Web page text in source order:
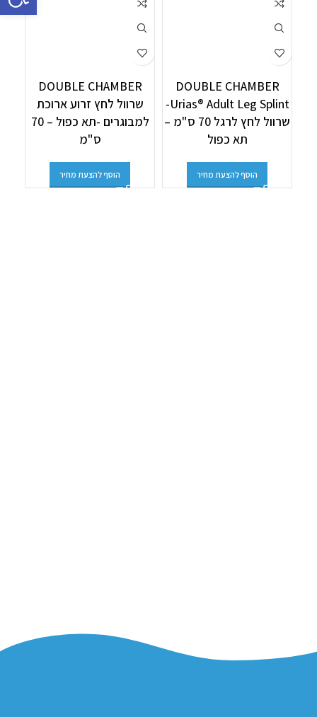
DOUBLE CHAMBER
Urias® Adult Leg Splint-
שרוול לחץ לרגל 70 ס"מ –
תא כפול
הוסף להצעת מחיר
DOUBLE CHAMBER
שרוול לחץ זרוע ארוכת
למבוגרים -תא כפול – 70
ס"מ
הוסף להצעת מחיר